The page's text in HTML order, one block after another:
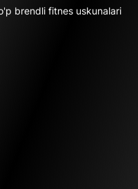
brendli fitnes uskunalari